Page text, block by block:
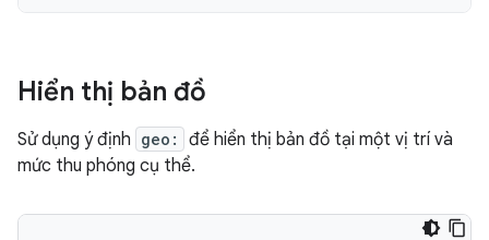
Hiển thị bản đồ
Sử dụng ý định geo:
để hiển thị bản đồ tại một vị trí và
mức thu phóng cụ thể.